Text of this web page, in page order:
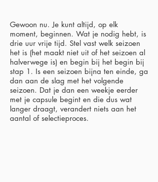
Gewoon nu. Je kunt altijd, op elk
moment, beginnen. Wat je nodig hebt, is
drie uur vrije tijd. Stel vast welk seizoen
het is (het maakt niet uit of het seizoen al
halverwege is) en begin bij het begin bij
stap 1. Is een seizoen bijna ten einde, ga
dan aan de slag met het volgende
seizoen. Dat je dan een weekje eerder
met je capsule begint en die dus wat
langer draagt, verandert niets aan het
aantal of selectieproces.